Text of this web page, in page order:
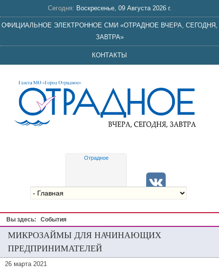
Сегодня: Воскресенье, 09 Августа 2026 г.
ОФИЦИАЛЬНОЕ ЭЛЕКТРОННОЕ СМИ «ОТРАДНОЕ ВЧЕРА, СЕГОДНЯ,
ЗАВТРА»
КОНТАКТЫ
Отрадное
Вы здесь: События
МИКРОЗАЙМЫ ДЛЯ НАЧИНАЮЩИХ
ПРЕДПРИНИМАТЕЛЕЙ
26 марта 2021